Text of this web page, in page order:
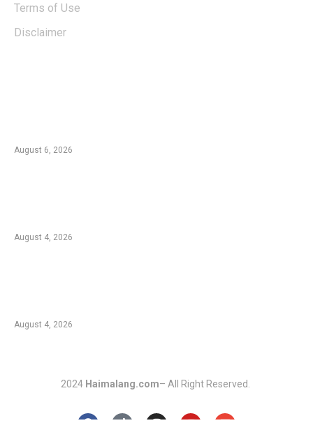
Terms of Use
Disclaimer
August 6, 2026
August 4, 2026
August 4, 2026
2024 Haimalang.com– All Right Reserved.